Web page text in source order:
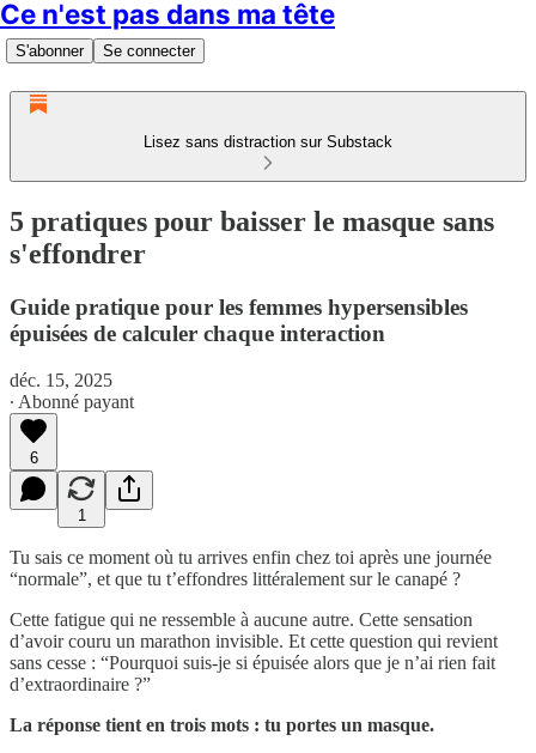
Ce n'est pas dans ma tête
S'abonner Se connecter
Lisez sans distraction sur Substack
5 pratiques pour baisser le masque sans
s'effondrer
Guide pratique pour les femmes hypersensibles
épuisées de calculer chaque interaction
déc. 15, 2025
∙ Abonné payant
6
1
Tu sais ce moment où tu arrives enfin chez toi après une journée
“normale”, et que tu t’effondres littéralement sur le canapé ?
Cette fatigue qui ne ressemble à aucune autre. Cette sensation
d’avoir couru un marathon invisible. Et cette question qui revient
sans cesse : “Pourquoi suis-je si épuisée alors que je n’ai rien fait
d’extraordinaire ?”
La réponse tient en trois mots : tu portes un masque.